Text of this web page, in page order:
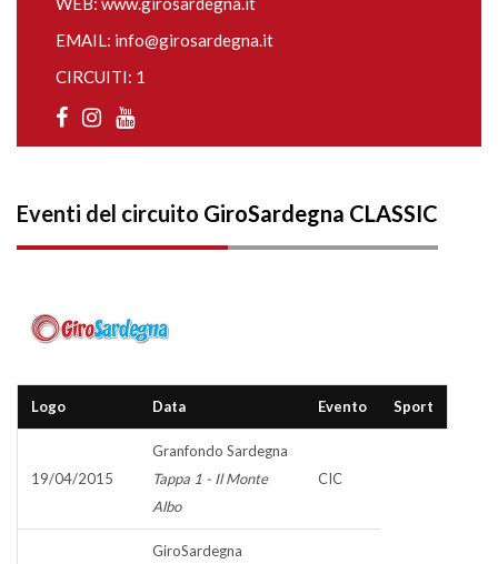
EMAIL: info@girosardegna.it
CIRCUITI: 1
Eventi del circuito GiroSardegna CLASSIC
Logo Data Evento Sport
19/04/2015
Granfondo Sardegna
Tappa 1 - Il Monte
Albo
CIC
GiroSardegna